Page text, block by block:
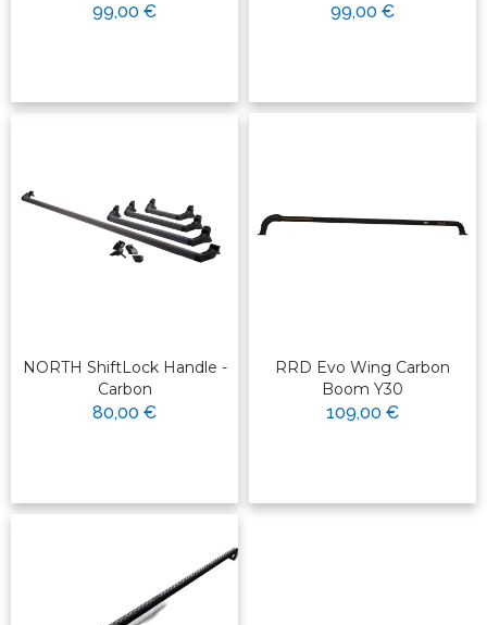
99,00 € 99,00 €
NORTH ShiftLock Handle -
Carbon
80,00 €
RRD Evo Wing Carbon
Boom Y30
109,00 €